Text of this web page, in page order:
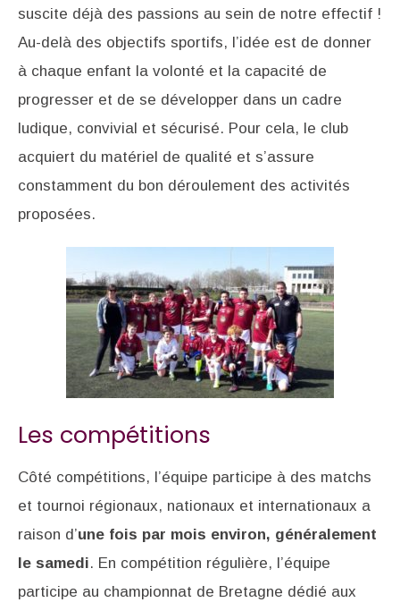
suscite déjà des passions au sein de notre effectif !
Au-delà des objectifs sportifs, l’idée est de donner
à chaque enfant la volonté et la capacité de
progresser et de se développer dans un cadre
ludique, convivial et sécurisé. Pour cela, le club
acquiert du matériel de qualité et s’assure
constamment du bon déroulement des activités
proposées.
Les compétitions
Côté compétitions, l’équipe participe à des matchs
et tournoi régionaux, nationaux et internationaux a
raison d’une fois par mois environ, généralement
le samedi. En compétition régulière, l’équipe
participe au championnat de Bretagne dédié aux